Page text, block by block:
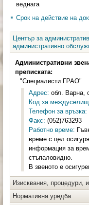
веднага
Срок на действие на
Център за
административно
Административни
преписката:
"Специалисти ГРАО"
Адрес: обл. Варна,
Код за
Телефон за връзка:
Факс: (052)763293
Работно време:
време с цел
информация за
стъпаловидно.
В звеното е
Изисквания, процедури,
Нормативна уредба